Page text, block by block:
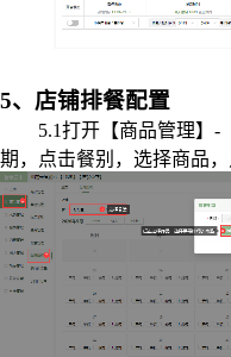
5、店铺排餐配置
5.1打开【商品管理】-
期，点击餐别，选择商品，